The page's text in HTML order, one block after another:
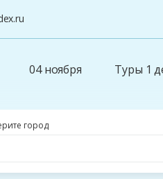
04 ноября Туры 1
город